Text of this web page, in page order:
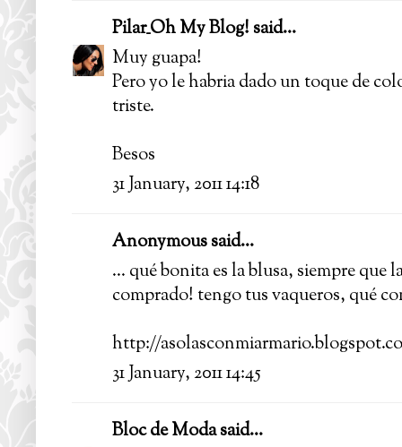
Pilar_Oh My Blog! said...
Muy guapa!
Pero yo le habria dado un toque de
triste.
Besos
31 January, 2011 14:18
Anonymous said...
... qué bonita es la blusa, siempre que
comprado! tengo tus vaqueros, qué
http://
31 January, 2011 14:45
Bloc de Modasaid...